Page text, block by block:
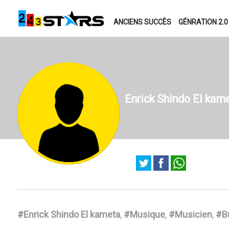
ANCIENS SUCCÈS GÉNRATION 2.0
Enrick Shindo El
#Enrick Shindo El kameta, #Musique, #Musicien,